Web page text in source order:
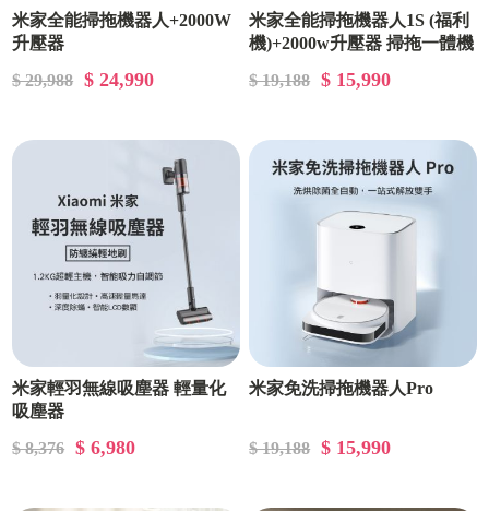
米家全能掃拖機器人+2000W
升壓器
$ 29,988
$ 24,990
米家全能掃拖機器人1S (福利
機)+2000w升壓器 掃拖一體機
$ 19,188
$ 15,990
米家輕羽無線吸塵器 輕量化
吸塵器
$ 8,376
$ 6,980
米家免洗掃拖機器人Pro
$ 19,188 $ 15,990